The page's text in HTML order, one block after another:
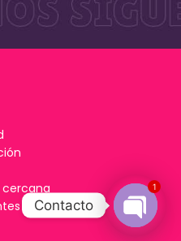
cercana
Contacto
1